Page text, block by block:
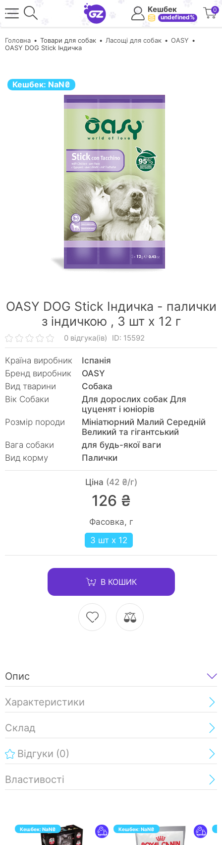
Кешбек
undefined%
0
Головна Товари для собак Ласощі для собак
OASY
OASY DOG Stick Індичка
Кешбек: NaN₴
OASY DOG Stick Індичка - палички
з індичкою , 3 шт x 12 г
0 відгука(ів) ID: 15592
Країна виробник
Іспанія
Бренд виробник
OASY
Вид тварини
Собака
Вік Собаки
Для дорослих собак Для
цуценят і юніорів
Розмір породи
Мініатюрний Малий Середній
Великий та гігантський
Вага собаки
для будь-якої ваги
Вид корму
Палички
Ціна (42 ₴/г)
126 ₴
Фасовка, г
3 шт x 12
В КОШИК
Опис
Характеристики
Склад
Відгуки (0)
Властивості
Кешбек:NaN₴ Кешбек:NaN₴